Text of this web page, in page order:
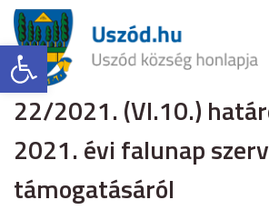
Eszköztár megnyitása
22/2021. (VI.10.)
2021. évi falunap
támogatásáról